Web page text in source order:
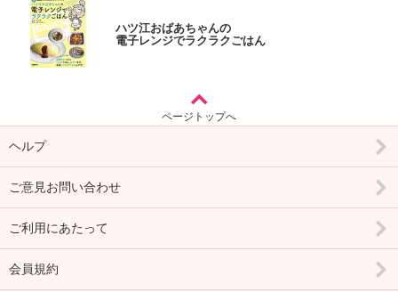
ハツ江おばあちゃんの
電子レンジでラクラクごはん
ページトップへ
ヘルプ
ご意見お問い合わせ
ご利用にあたって
会員規約